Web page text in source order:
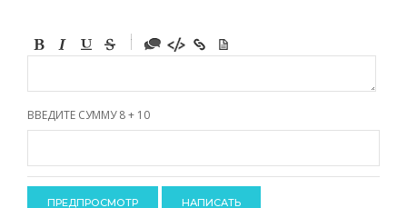
-
-
-
-
-
-
ВВЕДИТЕ СУММУ 8 + 10